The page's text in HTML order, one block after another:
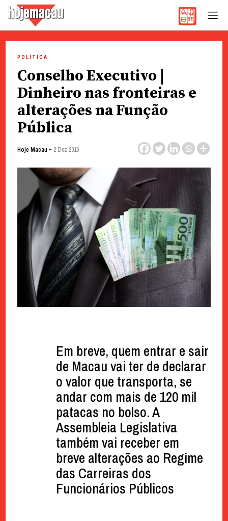
content
POLÍTICA
Conselho Executivo |
Dinheiro nas fronteiras e
alterações na Função
Pública
Hoje Macau - 2 Dez 2016
Em breve, quem entrar e sair
de Macau vai ter de declarar
o valor que transporta, se
andar com mais de 120 mil
patacas no bolso. A
Assembleia Legislativa
também vai receber em
breve alterações ao Regime
das Carreiras dos
Funcionários Públicos